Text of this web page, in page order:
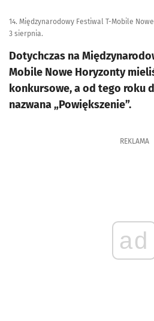
14. Międzynarodowy Festiwal T-Mobile
3 sierpnia.
Dotychczas na
Mobile Nowe Horyzonty
konkursowe, a od tego roku
nazwana „Powiększenie”.
REKLAMA
ad